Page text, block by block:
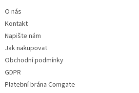
O nás
Kontakt
Napište nám
Jak nakupovat
Obchodní podmínky
GDPR
Platební brána Comgate